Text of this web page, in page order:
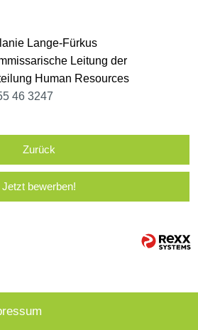
Lange-Fürkus
Leitung der
Human Resources
46 3247
Zurück
Jetzt bewerben!